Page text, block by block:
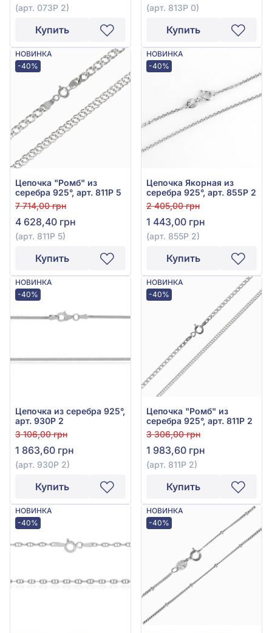
(арт. 073Р 2)
Купить
(арт. 813Р 0)
Купить
НОВИНКА
-40%
Цепочка "Ромб" из
серебра 925°, арт. 811Р 5
7 714,00 грн
4 628,40 грн
(арт. 811Р 5)
Купить
НОВИНКА
-40%
Цепочка Якорная из
серебра 925°, арт. 855Р 2
2 405,00 грн
1 443,00 грн
(арт. 855Р 2)
Купить
НОВИНКА
-40%
Цепочка из серебра 925°,
арт. 930Р 2
3 106,00 грн
1 863,60 грн
(арт. 930Р 2)
Купить
НОВИНКА
-40%
Цепочка "Ромб" из
серебра 925°, арт. 811Р 2
3 306,00 грн
1 983,60 грн
(арт. 811Р 2)
Купить
НОВИНКА
-40%
НОВИНКА
-40%